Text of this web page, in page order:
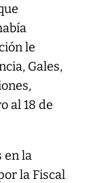
le
Gales,
al 18 de
en la
la Fiscal